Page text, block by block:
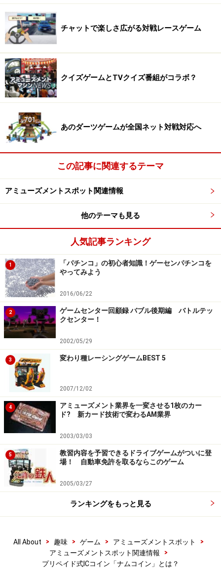
玉5枚と500円をチャージしたICコインを投入すると、ゲ
ーム機から現金50円、ICコインから50円が徴収され、残
金450円のICコインが返却されるといったことが可能に
を使いたい」といったときなどに便利なシステムです
ね。
またこのICコインを使ったシステムでは、価格を10円単
位で自由に設定できます。さらに曜日別、時間帯別の価
格変更などにも柔軟に対応できるので、店舗イベントや
休日に合わせた割り引きといったサービスが可能になり
「ナムコイン」の運用イメージ
プレー料金が10円単位で自由に設定できる
ようになると……
もちろん、価格設定が自由なる以上、プレー料金の値下
げだけでなく、値上げも可能となります。これまで100
円だったプレー料金が110円、120円となることもあるで
しょう。ただ、従来の硬貨だけに頼ったシステム上で単
純に100円単位で値上げされるよりもよいのではないで
しょうか。
実際、大型の筐体を使用した体感ゲーム機などでは200
円、300円のものは珍しくなく、500円の単価を設定され
たものもあります。これらゲーム機の価格が自由に設定
できるようになれば、稼働率などに応じて100円単位は
難しくても10円単位なら価格を下げることも可能になる
でしょう。
またこうしたシステムが普及していくことで、プレー料
金に応じてビデオゲームのプレー内容が変化することや
プライズゲームの景品が幅広くラインナップされていく
ヤーにとっても大きなメリットとなるでしょう。
チャットで楽しさ広がる対戦レースゲーム
クイズゲームとTVクイズ番組がコラボ？
あのダーツゲームが全国ネット対戦対応へ
この記事に関連するテーマ
アミューズメントスポット関連情報
他のテーマも見る
人気記事ランキング
1
「パチンコ」の初心者知識！ゲーセンパチンコを
やってみよう
2016/06/22
2
ゲームセンター回顧録 バブル後期編 バトルテッ
クセンター！
2002/05/29
3 変わり種レーシングゲームBEST 5
2007/12/02
4
アミューズメント業界を一変させる1枚のカー
ド? 新カード技術で変わるAM業界
2003/03/03
5
教習内容を予習できるドライブゲームがついに登
場！ 自動車免許を取るならこのゲーム
2005/03/27
ランキングをもっと見る
All About > 趣味 > ゲーム > アミューズメントスポット
>
アミューズメントスポット関連情報
>
プリペイド式ICコイン「ナムコイン」とは？